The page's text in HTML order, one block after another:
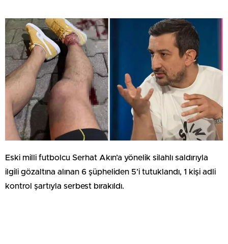
Eski milli futbolcu Serhat Akın’a yönelik silahlı saldırıyla
ilgili gözaltına alınan 6 şüpheliden 5’i tutuklandı, 1 kişi adli
kontrol şartıyla serbest bırakıldı.